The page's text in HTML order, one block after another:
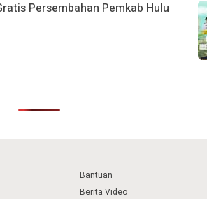
Persembahan Pemkab Hulu
Bantuan
Berita Video